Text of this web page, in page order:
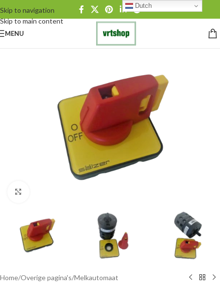
Skip to navigation
Skip to main content
MENU
Home/Overige pagina's/Melkautomaat
Dutch